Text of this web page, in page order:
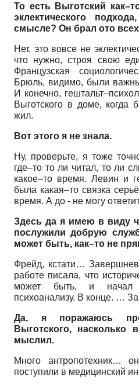
То есть Выготский
эклектического
смысле? Он брал ото
Нет, это вовсе не
что нужно, строя свою
Французская
Брюль, видимо, были
И конечно,
Выготского в доме,
жил.
Вот этого я не знала.
Ну, проверьте, я тоже
где–то то ли читал, то ли
какое–то время. Левин и
была какая–то связка
время. А до - не могу
Здесь да я имею в виду
послужили добрую
может быть, как–то не
Фрейд, кстати…
работе писала, что
может быть, и начал
психоанализу. В конце. …
Да, я поражаюсь
Выготского,
мыслил.
Много антропотехник…
поступили в медицинский